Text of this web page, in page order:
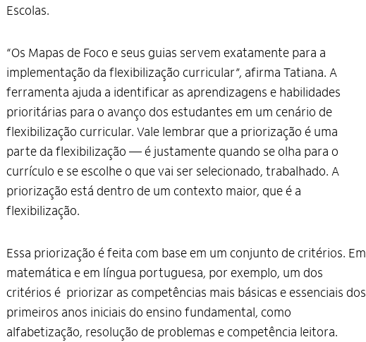
Escolas.
“Os Mapas de Foco e seus guias servem exatamente para a
implementação da flexibilização curricular”, afirma Tatiana. A
ferramenta ajuda a identificar as aprendizagens e habilidades
prioritárias para o avanço dos estudantes em um cenário de
flexibilização curricular. Vale lembrar que a priorização é uma
parte da flexibilização — é justamente quando se olha para o
currículo e se escolhe o que vai ser selecionado, trabalhado. A
priorização está dentro de um contexto maior, que é a
flexibilização.
Essa priorização é feita com base em um conjunto de critérios. Em
matemática e em língua portuguesa, por exemplo, um dos
critérios é priorizar as competências mais básicas e essenciais dos
primeiros anos iniciais do ensino fundamental, como
alfabetização, resolução de problemas e competência leitora.